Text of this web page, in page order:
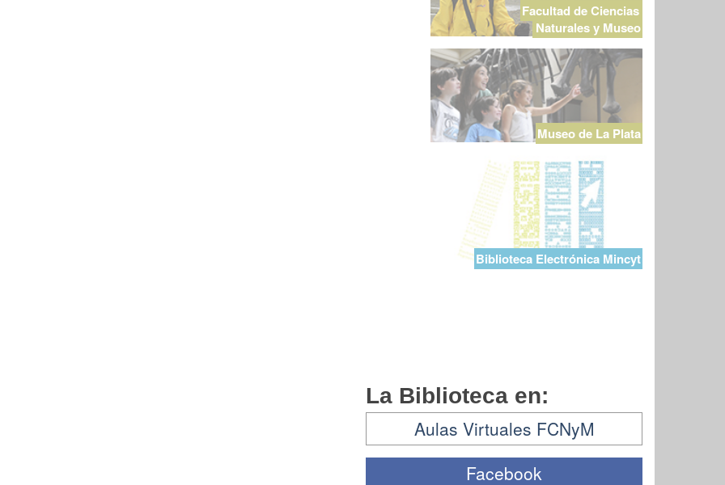
Facultad de Ciencias
Naturales y Museo
Museo de La Plata
Biblioteca Electrónica Mincyt
La Biblioteca en:
Aulas Virtuales FCNyM
Facebook